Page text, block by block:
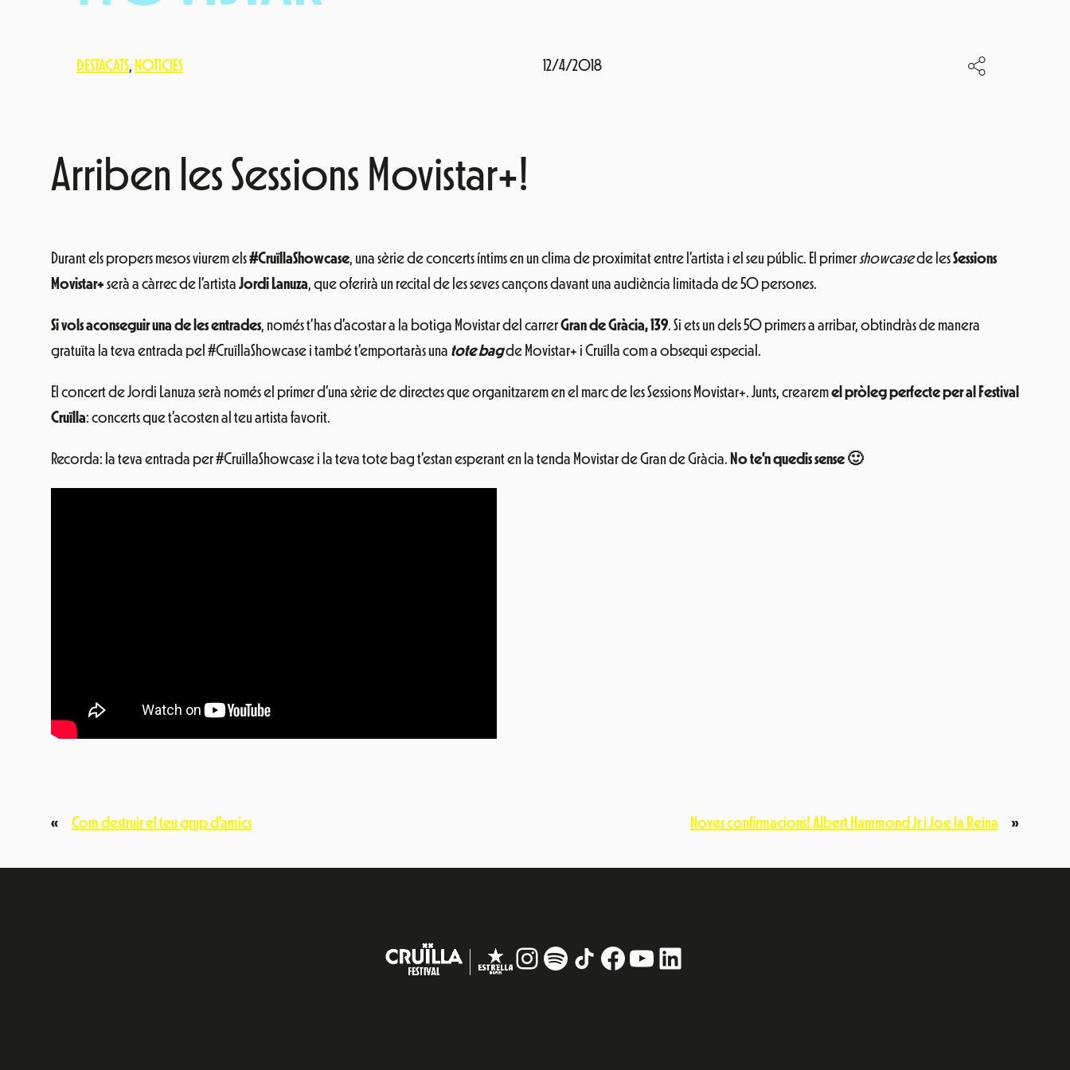
DESTACATS, NOTICIES 12/4/2018
Arriben les Sessions Movistar+!
Durant els propers mesos viurem els#CruïllaShowcase, una sèrie de concerts íntims en un clima de proximitat entre l’artista i el seu públic. El primershowcasede lesSessions
Movistar+ serà a càrrec de l’artista Jordi Lanuza, que oferirà un recital de les seves cançons davant una audiència limitada de 50 persones.
Si vols aconseguir una de les entrades, només t’has d’acostar a la botiga Movistar del carrerGran de Gràcia, 139. Si ets un dels 50 primers a arribar, obtindràs de manera
gratuïta la teva entrada pel #CruïllaShowcase i també t’emportaràs una tote bagde Movistar+ i Cruïlla com a obsequi especial.
El concert de Jordi Lanuza serà només el primer d’una sèrie de directes que organitzarem en el marc de les Sessions Movistar+. Junts, crearemel pròleg perfecte per al Festival
Cruïlla: concerts que t’acosten al teu artista favorit.
Recorda: la teva entrada per #CruïllaShowcase i la teva tote bag t’estan esperant en la tenda Movistar de Gran de Gràcia. No te’n quedis sense 🙂
« Com destruir el teu grup d’amics Noves confirmacions! Albert Hammond Jr i Joe la Reina »
Instagram
# TikTokFacebook
YouTube
LinkedIn